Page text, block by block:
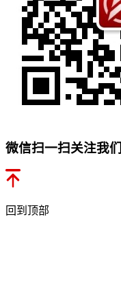
微信扫一扫关注我们
回到顶部